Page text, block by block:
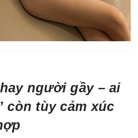
người gầy – ai
còn tùy cảm xúc